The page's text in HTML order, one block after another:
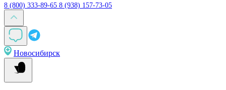
8 (800) 333-89-65 8 (938) 157-73-05
Новосибирск